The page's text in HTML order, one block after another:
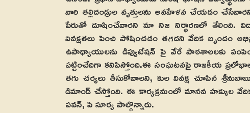
వారి తల్లిదండ్రుల వృత్తులను అవహేళన చేయడం
పేరుతో దూషించేవారని మా నిజ నిర్ధారణలో తేలింది.
వివక్షతలు పెంచి పోషించడం తగదని వేదిక బృందం
ఉపాధ్యాయులను డిప్యుటేషన్ పై వేరే పాఠశాలలకు
పట్టించేదిగా కనిపిస్తోంది.ఈ సంఘటనపై రాజకీయ
తగు చర్యలు తీసుకోవాలని, కుల వివక్ష చూపిన
డిమాండ్ చేస్తోంది. ఈ కార్యక్రమంలో మానవ హక్కుల వేదిక
పవన్, పి సూర్య పాల్గొన్నారు.